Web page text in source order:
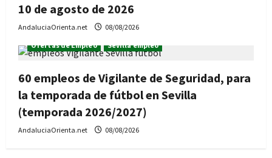
10 de agosto de 2026
AndaluciaOrienta.net
08/08/2026
Ofertas de Empleo
Sevilla empleo
60 empleos de Vigilante de Seguridad, para
la temporada de fútbol en Sevilla
(temporada 2026/2027)
AndaluciaOrienta.net 08/08/2026